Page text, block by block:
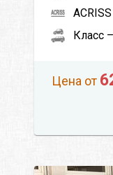
Класс –
Цена от